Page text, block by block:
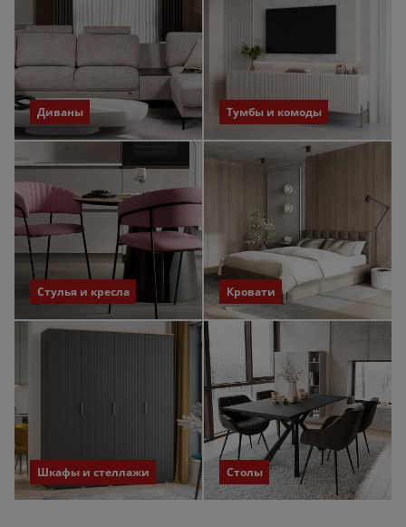
Диваны Тумбы и комоды
Стулья и кресла Кровати
Шкафы и стеллажи Столы